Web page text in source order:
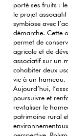
porté ses fruits :
le projet
symbiose avec
démarche. Cette
permet de
agricole et de
associatif sur un
cohabiter deux
vie à un hameau.
Aujourd’hui,
poursuivre et
revitaliser le
patrimoine rural